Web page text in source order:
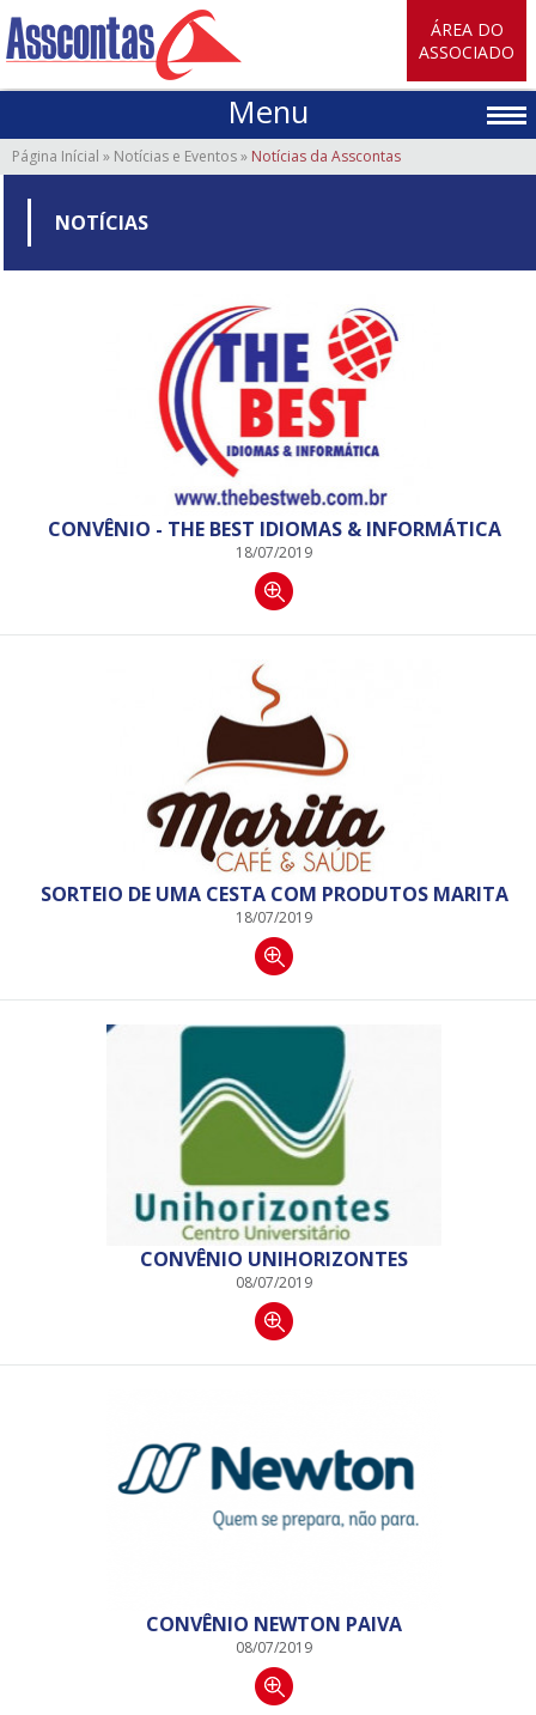
Menu
ÁREA DO
ASSOCIADO
Página Inícial » Notícias e Eventos» Notícias da Asscontas
NOTÍCIAS
CONVÊNIO - THE BEST IDIOMAS & INFORMÁTICA
18/07/2019
SORTEIO DE UMA CESTA COM PRODUTOS MARITA
18/07/2019
CONVÊNIO UNIHORIZONTES
08/07/2019
CONVÊNIO NEWTON PAIVA
08/07/2019